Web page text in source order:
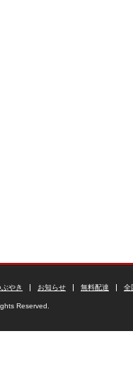
やき お知らせ 無料配達 全
Reserved.